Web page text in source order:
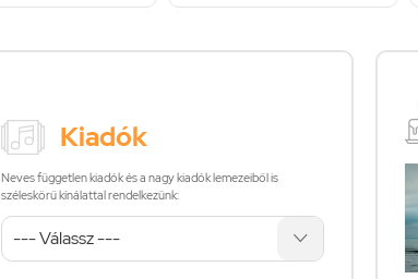
Kiadók
Neves független kiadók és a nagy kiadók lemezeiből is
széleskörű kínálattal rendelkezünk: